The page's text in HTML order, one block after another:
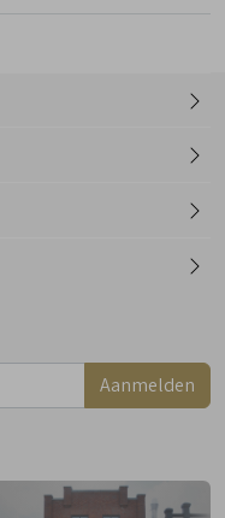
9:00 - 18:00
9:00 - 17:00
Aanmelden